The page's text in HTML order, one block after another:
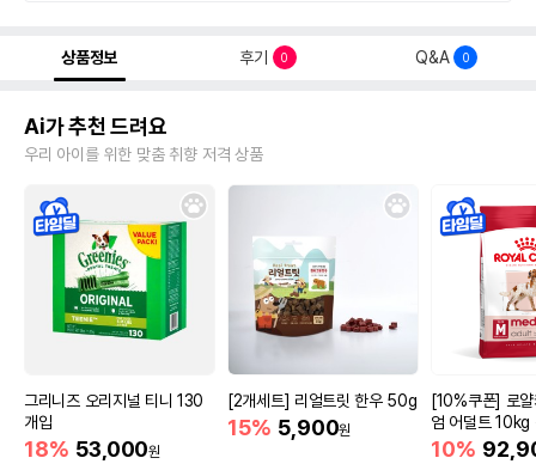
상품정보 후기 0 Q&A 0
Ai가 추천 드려요
우리 아이를 위한 맞춤 취향 저격 상품
그리니즈 오리지널 티니 130
개입
18% 53,000원
[2개세트] 리얼트릿 한우 50g
15% 5,900원
[10%쿠폰] 로
엄 어덜트 10kg
증진
10%